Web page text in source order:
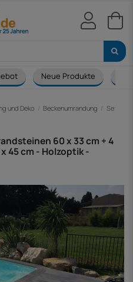
Neue Produkte
und Deko Beckenumrandung Set aus
60 x 33 cm + 4
45 cm - Holzoptik -